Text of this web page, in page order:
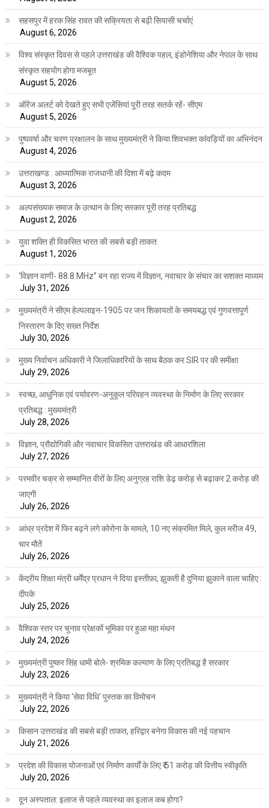
सहसपुर में हरक सिंह रावत की सक्रियता से बढ़ी सियासी चर्चाएं
August 6, 2026
विश्व संस्कृत दिवस से पहले उत्तराखंड की वैश्विक पहल, इंडोनेशिया और नेपाल के साथ
संस्कृत सहयोग होगा मजबूत
August 5, 2026
ऑरेंज अलर्ट को देखते हुए सभी एजेंसियां पूरी तरह सतर्क रहें- सीएम
August 5, 2026
पुष्पवर्षा और चरण प्रक्षालन के साथ मुख्यमंत्री ने किया शिवभक्त कांवड़ियों का अभिनंदन
August 4, 2026
उत्तराखण्ड : आध्यात्मिक राजधानी की दिशा में बढ़े कदम
August 3, 2026
अल्पसंख्यक समाज के उत्थान के लिए सरकार पूरी तरह प्रतिबद्ध
August 2, 2026
युवा शक्ति ही विकसित भारत की सबसे बड़ी ताकत
August 1, 2026
‘विज्ञान वाणी- 88.8 MHz” बन रहा राज्य में विज्ञान, नवाचार के संचार का सशक्त माध्यम
July 31, 2026
मुख्यमंत्री ने सीएम हेल्पलाइन-1905 पर जन शिकायतों के समयबद्ध एवं गुणवत्तापूर्ण
निस्तारण के दिए सख्त निर्देश
July 30, 2026
मुख्य निर्वाचन अधिकारी ने जिलाधिकारियों के साथ बैठक कर SIR पर की समीक्षा
July 29, 2026
स्वच्छ, आधुनिक एवं पर्यावरण-अनुकूल परिवहन व्यवस्था के निर्माण के लिए सरकार
प्रतिबद्ध : मुख्यमंत्री
July 28, 2026
विज्ञान, प्रौद्योगिकी और नवाचार विकसित उत्तराखंड की आधारशिला
July 27, 2026
परमवीर चक्र से सम्मानित वीरों के लिए अनुग्रह राशि डेढ़ करोड़ से बढ़ाकर 2 करोड़ की
जाएगी
July 26, 2026
आंध्र प्रदेश में फिर बढ़ने लगे कोरोना के मामले, 10 नए संक्रमित मिले, कुल मरीज 49,
चार मौतें
July 26, 2026
केंद्रीय शिक्षा मंत्री धर्मेंद्र प्रधान ने दिया इस्तीफ़ा, झुकती है दुनिया झुकाने वाला चाहिए :
दीपके
July 25, 2026
वैश्विक स्तर पर चुनाव प्रेक्षकों भूमिका पर हुआ महा मंथन
July 24, 2026
मुख्यमंत्री पुष्कर सिंह धामी बोले- श्रमिक कल्याण के लिए प्रतिबद्ध है सरकार
July 23, 2026
मुख्यमंत्री ने किया ‘सेवा विधि‘ पुस्तक का विमोचन
July 22, 2026
किसान उत्तराखंड की सबसे बड़ी ताकत, हरिद्वार बनेगा विकास की नई पहचान
July 21, 2026
प्रदेश की विकास योजनाओं एवं निर्माण कार्यों के लिए ₹ 51 करोड़ की वित्तीय स्वीकृति
July 20, 2026
दून अस्पताल: इलाज से पहले व्यवस्था का इलाज कब होगा?